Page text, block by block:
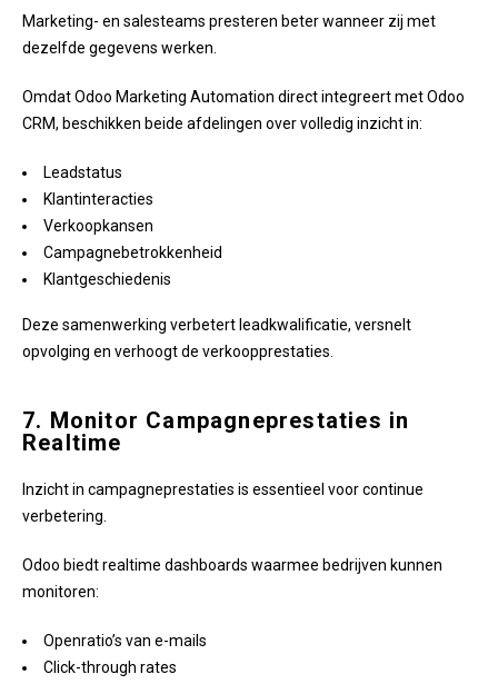
Marketing- en salesteams presteren beter wanneer zij met
dezelfde gegevens werken.
Omdat Odoo Marketing Automation direct integreert met Odoo
CRM, beschikken beide afdelingen over volledig inzicht in:
Leadstatus
Klantinteracties
Verkoopkansen
Campagnebetrokkenheid
Klantgeschiedenis
Deze samenwerking verbetert leadkwalificatie, versnelt
opvolging en verhoogt de verkoopprestaties.
7. Monitor Campagneprestaties in
Realtime
Inzicht in campagneprestaties is essentieel voor continue
verbetering.
Odoo biedt realtime dashboards waarmee bedrijven kunnen
monitoren:
Openratio’s van e-mails
Click-through rates